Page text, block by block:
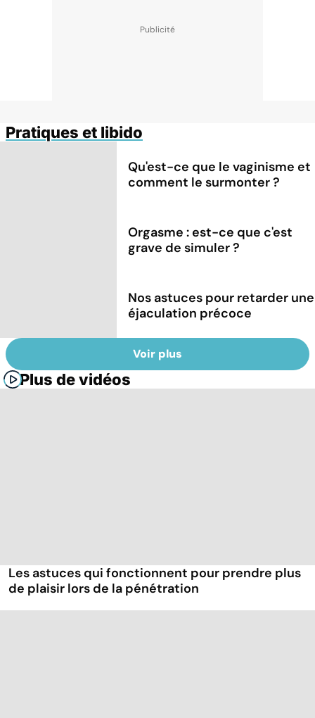
Pratiques et libido
Qu'est-ce que le vaginisme et
comment le surmonter ?
Orgasme : est-ce que c'est
grave de simuler ?
Nos astuces pour retarder une
éjaculation précoce
Voir plus
Plus de vidéos
Les astuces qui fonctionnent pour prendre plus
de plaisir lors de la pénétration